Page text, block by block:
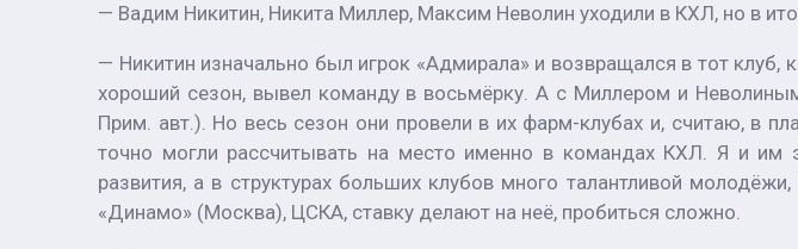
— Вадим Никитин, Никита Миллер, Максим Неволин уходили в КХЛ, но в
— Никитин изначально был игрок «Адмирала» и возвращался в тот
хороший сезон, вывел команду в восьмёрку. А с Миллером и
Прим. авт.). Но весь сезон они провели в их фарм-клубах и, считаю, в
точно могли рассчитывать на место именно в командах КХЛ. Я и
развития, а в структурах больших клубов много талантливой
«Динамо» (Москва), ЦСКА, ставку делают на неё, пробиться сложно.